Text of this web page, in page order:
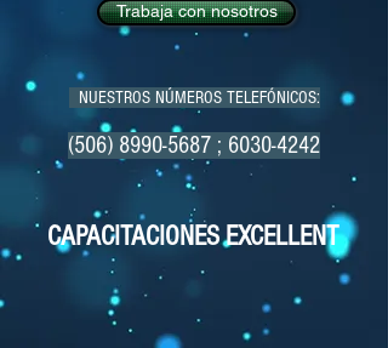
Trabaja con nosotros
NUESTROS NÚMEROS TELEFÓNICOS:
(506) 8990-5687 ; 6030-4242
CAPACITACIONES EXCELLENT